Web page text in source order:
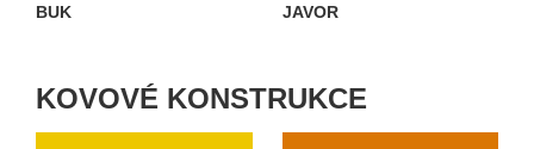
BUK JAVOR
KOVOVÉ KONSTRUKCE